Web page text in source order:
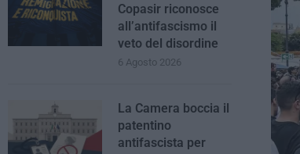
Copasir riconosce
all’antifascismo il
veto del disordine
6 Agosto 2026
La Camera boccia il
patentino
antifascista per